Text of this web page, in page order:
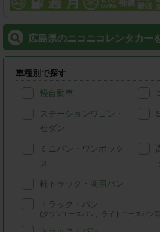
広島県のニコニコレンタカー
車種別で探す
軽自動車
ステーションワゴン・
セダン
ミニバン・ワンボック
ス
軽トラック・商用バン
トラック・バン
(タウンエースバン、ライトエースバン